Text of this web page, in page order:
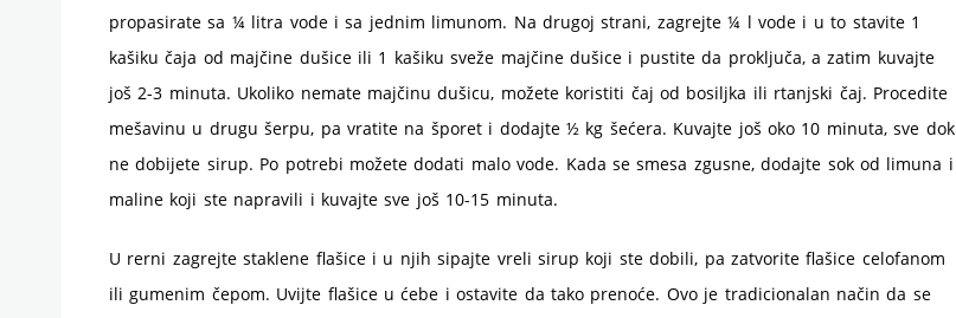
propasirate sa ¼ litra vode i sa jednim limunom. Na drugoj strani, zagrejte ¼ l vode i u to stavite 1
kašiku čaja od majčine dušice ili 1 kašiku sveže majčine dušice i pustite da proključa, a zatim kuvajte
još 2-3 minuta. Ukoliko nemate majčinu dušicu, možete koristiti čaj od bosiljka ili rtanjski čaj. Procedite
mešavinu u drugu šerpu, pa vratite na šporet i dodajte ½ kg šećera. Kuvajte još oko 10 minuta, sve dok
ne dobijete sirup. Po potrebi možete dodati malo vode. Kada se smesa zgusne, dodajte sok od limuna i
maline koji ste napravili i kuvajte sve još 10-15 minuta.
U rerni zagrejte staklene flašice i u njih sipajte vreli sirup koji ste dobili, pa zatvorite flašice celofanom
ili gumenim čepom. Uvijte flašice u ćebe i ostavite da tako prenoće. Ovo je tradicionalan način da se